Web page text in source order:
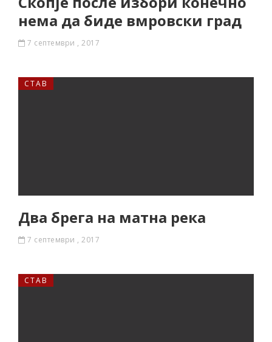
нема да биде вмровски град
7 септември , 2017
СТАВ
Два брега на матна река
7 септември , 2017
СТАВ